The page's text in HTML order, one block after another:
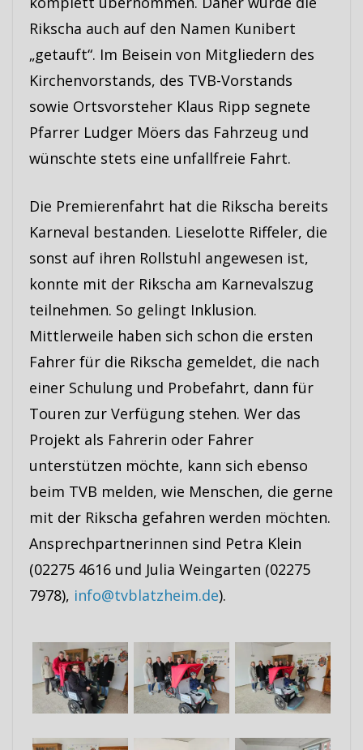
Rikscha auch auf den Namen Kunibert
„getauft“. Im Beisein von Mitgliedern des
Kirchenvorstands, des TVB-Vorstands
sowie Ortsvorsteher Klaus Ripp segnete
Pfarrer Ludger Möers das Fahrzeug und
wünschte stets eine unfallfreie Fahrt.
Die Premierenfahrt hat die Rikscha bereits
Karneval bestanden. Lieselotte Riffeler, die
sonst auf ihren Rollstuhl angewesen ist,
konnte mit der Rikscha am Karnevalszug
teilnehmen. So gelingt Inklusion.
Mittlerweile haben sich schon die ersten
Fahrer für die Rikscha gemeldet, die nach
einer Schulung und Probefahrt, dann für
Touren zur Verfügung stehen. Wer das
Projekt als Fahrerin oder Fahrer
unterstützen möchte, kann sich ebenso
beim TVB melden, wie Menschen, die gerne
mit der Rikscha gefahren werden möchten.
Ansprechpartnerinnen sind Petra Klein
(02275 4616 und Julia Weingarten (02275
7978), info@tvblatzheim.de).